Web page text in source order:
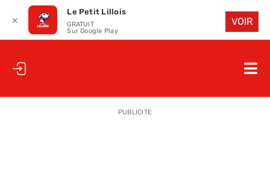
à
PUBLICITE
✕
Le Petit Lillois
GRATUIT
Sur Google Play
VOIR